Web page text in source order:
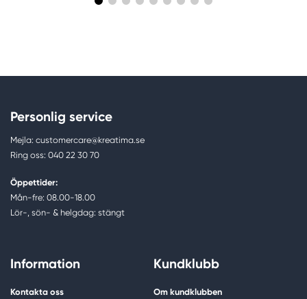
Personlig service
Mejla: customercare@kreatima.se
Ring oss: 040 22 30 70
Öppettider:
Mån-fre: 08.00-18.00
Lör-, sön- & helgdag: stängt
Information
Kontakta oss
Kundklubb
Om kundklubben